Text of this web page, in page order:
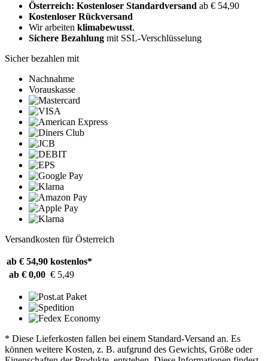
Österreich: Kostenloser Standardversand ab € 54,90
Kostenloser Rückversand
Wir arbeiten klimabewusst.
Sichere Bezahlung mit SSL-Verschlüsselung
Sicher bezahlen mit
Nachnahme
Vorauskasse
Versandkosten für Österreich
ab € 54,90 kostenlos*
ab € 0,00 € 5,49
* Diese Lieferkosten fallen bei einem Standard-Versand an. Es
können weitere Kosten, z. B. aufgrund des Gewichts, Größe oder